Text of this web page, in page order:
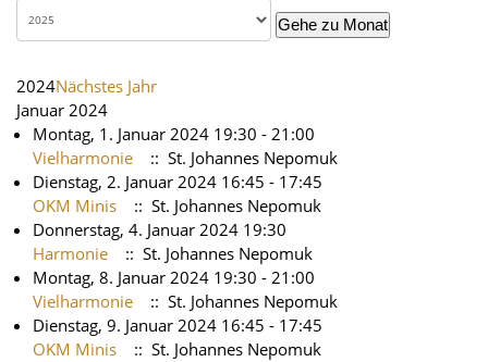
Gehe zu Monat
2024Nächstes Jahr
Januar 2024
Montag, 1. Januar 2024 19:30 - 21:00
Vielharmonie
:: St. Johannes Nepomuk
Dienstag, 2. Januar 2024 16:45 - 17:45
OKM Minis
:: St. Johannes Nepomuk
Donnerstag, 4. Januar 2024 19:30
Harmonie
:: St. Johannes Nepomuk
Montag, 8. Januar 2024 19:30 - 21:00
Vielharmonie
:: St. Johannes Nepomuk
Dienstag, 9. Januar 2024 16:45 - 17:45
OKM Minis
:: St. Johannes Nepomuk